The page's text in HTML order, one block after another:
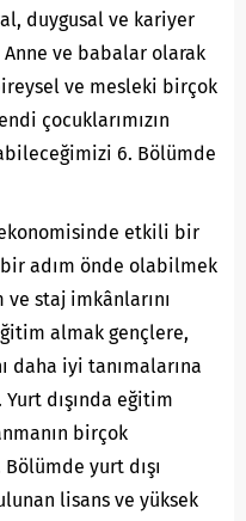
duygusal ve kariyer
ve babalar olarak
ve mesleki birçok
çocuklarımızın
6. Bölümde
etkili bir
adım önde olabilmek
staj imkânlarını
almak gençlere,
daha iyi tanımalarına
dışında eğitim
birçok
yurt dışı
lisans ve yüksek